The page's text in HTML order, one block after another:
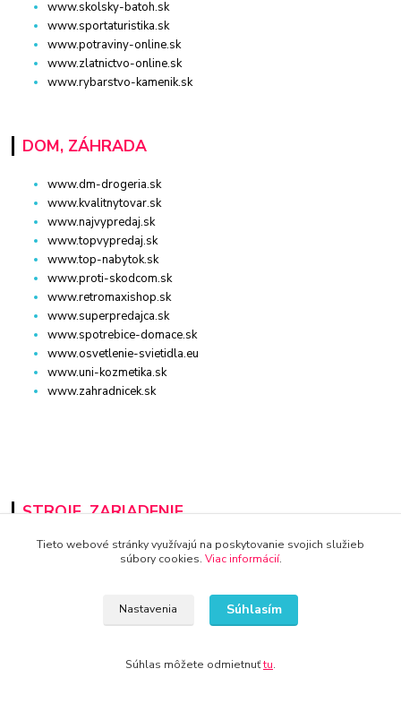
www.skolsky-batoh.sk
www.sportaturistika.sk
www.potraviny-online.sk
www.zlatnictvo-online.sk
www.rybarstvo-kamenik.sk
DOM, ZÁHRADA
www.dm-drogeria.sk
www.kvalitnytovar.sk
www.najvypredaj.sk
www.topvypredaj.sk
www.top-nabytok.sk
www.proti-skodcom.sk
www.retromaxishop.sk
www.superpredajca.sk
www.spotrebice-domace.sk
www.osvetlenie-svietidla.eu
www.uni-kozmetika.sk
www.zahradnicek.sk
STROJE, ZARIADENIE
www.auto-diel.sk
www.auto-techna.sk
www.profi-dielna.sk
www.polno-stroje.sk
www.stavebnictvo-online.sk
Tieto webové stránky využívajú na poskytovanie svojich služieb
súbory cookies. Viac informácií.
Nastavenia Súhlasím
Súhlas môžete odmietnuťtu.